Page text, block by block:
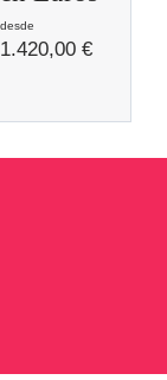
1.420,00 €